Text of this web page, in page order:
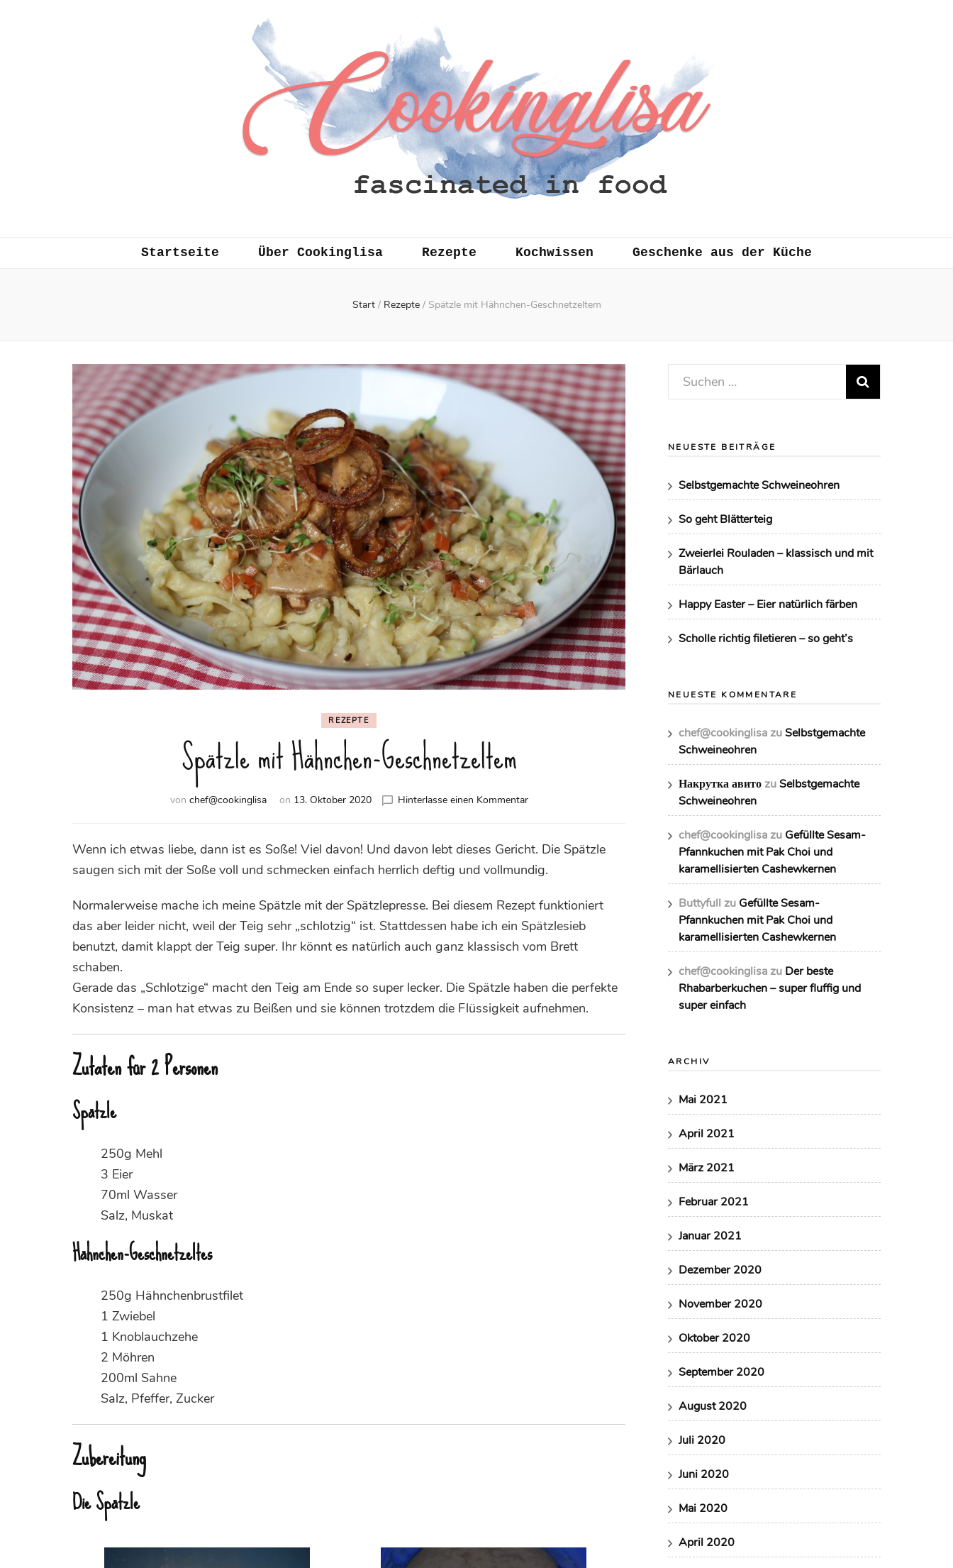
Cookinglisa
Startseite Über Cookinglisa Rezepte Kochwissen Geschenke aus der Küche
Start / Rezepte / Spätzle mit Hähnchen-Geschnetzeltem
REZEPTE
Spätzle mit Hähnchen-Geschnetzeltem
von chef@cookinglisa on 13. Oktober 2020 Hinterlasse einen Kommentarzu
Hähnchen-
Geschnetzeltem
Wenn ich etwas liebe, dann ist es Soße! Viel davon! Und davon lebt dieses Gericht. Die Spätzle
saugen sich mit der Soße voll und schmecken einfach herrlich deftig und vollmundig.
Normalerweise mache ich meine Spätzle mit der Spätzlepresse. Bei diesem Rezept funktioniert
das aber leider nicht, weil der Teig sehr „schlotzig“ ist. Stattdessen habe ich ein Spätzlesieb
benutzt, damit klappt der Teig super. Ihr könnt es natürlich auch ganz klassisch vom Brett
schaben.
Gerade das „Schlotzige“ macht den Teig am Ende so super lecker. Die Spätzle haben die perfekte
Konsistenz – man hat etwas zu Beißen und sie können trotzdem die Flüssigkeit aufnehmen.
Zutaten für 2 Personen
Spätzle
250g Mehl
3 Eier
70ml Wasser
Salz, Muskat
Hähnchen-Geschnetzeltes
250g Hähnchenbrustfilet
1 Zwiebel
1 Knoblauchzehe
2 Möhren
200ml Sahne
Salz, Pfeffer, Zucker
Zubereitung
Die Spätzle
Suchen
nach:
NEUESTE BEITRÄGE
Selbstgemachte Schweineohren
So geht Blätterteig
Zweierlei Rouladen – klassisch und mit
Bärlauch
Happy Easter – Eier natürlich färben
Scholle richtig filetieren – so geht’s
NEUESTE KOMMENTARE
chef@cookinglisa zuSelbstgemachte
Schweineohren
Накрутка авито zuSelbstgemachte
Schweineohren
chef@cookinglisa zu Gefüllte Sesam-
Pfannkuchen mit Pak Choi und
karamellisierten Cashewkernen
Buttyfull zu Gefüllte Sesam-
Pfannkuchen mit Pak Choi und
karamellisierten Cashewkernen
chef@cookinglisa zu Der beste
Rhabarberkuchen – super fluffig und
super einfach
ARCHIV
Mai 2021
April 2021
März 2021
Februar 2021
Januar 2021
Dezember 2020
November 2020
Oktober 2020
September 2020
August 2020
Juli 2020
Juni 2020
Mai 2020
April 2020